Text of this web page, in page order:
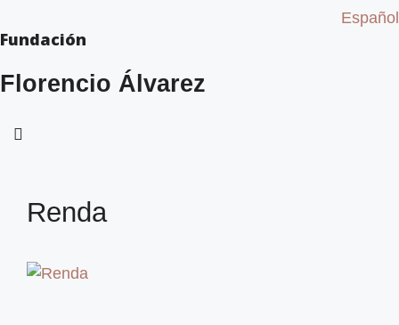
Español
Fundación
Florencio Álvarez
Renda